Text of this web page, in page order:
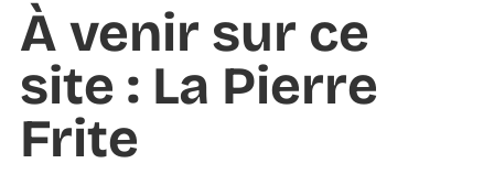
À venir sur ce
site : La Pierre
Frite